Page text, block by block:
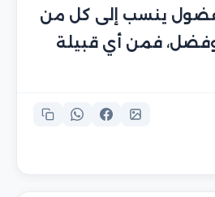
ينسب إلى كل من
فمن أي قبيلة